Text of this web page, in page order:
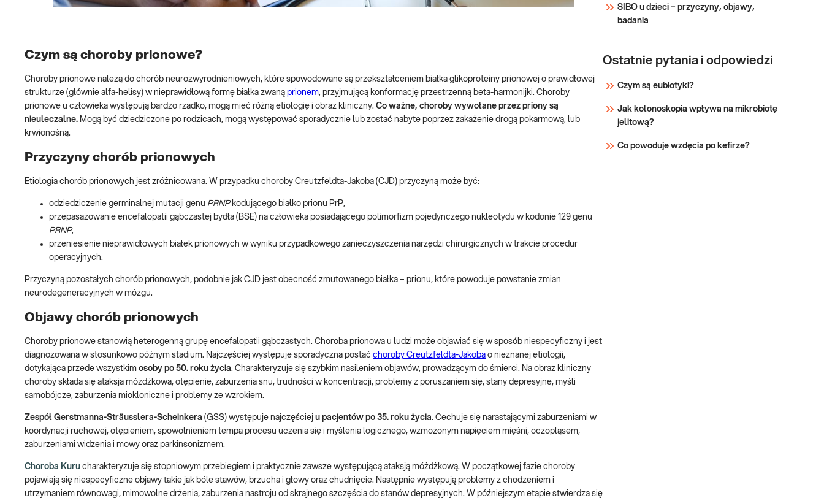
Czym są choroby prionowe?
Choroby prionowe należą do chorób neurozwyrodnieniowych, które spowodowane są przekształceniem białka glikoproteiny prionowej o prawidłowej
strukturze (głównie alfa-helisy) w nieprawidłową formę białka zwaną prionem, przyjmującą konformację przestrzenną beta-harmonijki. Choroby
prionowe u człowieka występują bardzo rzadko, mogą mieć różną etiologię i obraz kliniczny. Co ważne, choroby wywołane przez priony są
nieuleczalne. Mogą być dziedziczone po rodzicach, mogą występować sporadycznie lub zostać nabyte poprzez zakażenie drogą pokarmową, lub
krwionośną.
Przyczyny chorób prionowych
Etiologia chorób prionowych jest zróżnicowana. W przypadku choroby Creutzfeldta-Jakoba (CJD) przyczyną może być:
odziedziczenie germinalnej mutacji genu PRNPkodującego białko prionu PrP,
przepasażowanie encefalopatii gąbczastej bydła (BSE) na człowieka posiadającego polimorfizm pojedynczego nukleotydu w kodonie 129 genu
PRNP,
przeniesienie nieprawidłowych białek prionowych w wyniku przypadkowego zanieczyszczenia narzędzi chirurgicznych w trakcie procedur
operacyjnych.
Przyczyną pozostałych chorób prionowych, podobnie jak CJD jest obecność zmutowanego białka – prionu, które powoduje powstanie zmian
neurodegeneracyjnych w mózgu.
Objawy chorób prionowych
Choroby prionowe stanowią heterogenną grupę encefalopatii gąbczastych. Choroba prionowa u ludzi może objawiać się w sposób niespecyficzny i jest
diagnozowana w stosunkowo późnym stadium. Najczęściej występuje sporadyczna postać choroby Creutzfeldta-Jakoba o nieznanej etiologii,
dotykająca przede wszystkim osoby po 50. roku życia. Charakteryzuje się szybkim nasileniem objawów, prowadzącym do śmierci. Na obraz kliniczny
choroby składa się ataksja móżdżkowa, otępienie, zaburzenia snu, trudności w koncentracji, problemy z poruszaniem się, stany depresyjne, myśli
samobójcze, zaburzenia miokloniczne i problemy ze wzrokiem.
Zespół Gerstmanna-Sträusslera-Scheinkera (GSS) występuje najczęściej u pacjentów po 35. roku życia. Cechuje się narastającymi zaburzeniami w
koordynacji ruchowej, otępieniem, spowolnieniem tempa procesu uczenia się i myślenia logicznego, wzmożonym napięciem mięśni, oczopląsem,
zaburzeniami widzenia i mowy oraz parkinsonizmem.
Choroba Kuru charakteryzuje się stopniowym przebiegiem i praktycznie zawsze występującą ataksją móżdżkową. W początkowej fazie choroby
pojawiają się niespecyficzne objawy takie jak bóle stawów, brzucha i głowy oraz chudnięcie. Następnie występują problemy z chodzeniem i
utrzymaniem równowagi, mimowolne drżenia, zaburzenia nastroju od skrajnego szczęścia do stanów depresyjnych. W późniejszym etapie stwierdza się
SIBO u dzieci – przyczyny, objawy,
badania
Ostatnie pytania i odpowiedzi
Czym są eubiotyki?
Jak kolonoskopia wpływa na mikrobiotę
jelitową?
Co powoduje wzdęcia po kefirze?